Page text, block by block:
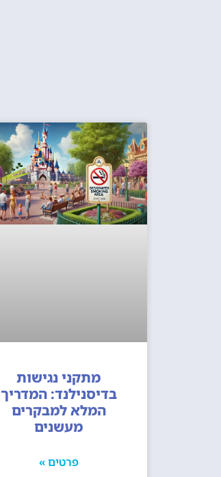
מתקני נגישות
בדיסנילנד: המדריך
המלא למבקרים
מעשנים
פרטים »